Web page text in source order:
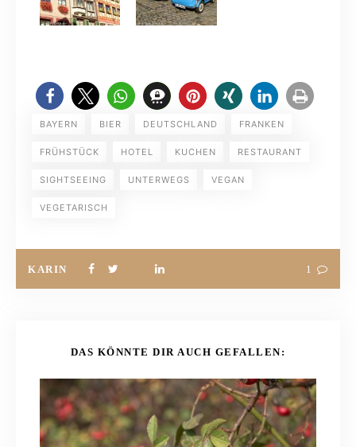
BAYERN BIER DEUTSCHLAND FRANKEN
FRÜHSTÜCK HOTEL KUCHEN RESTAURANT
SIGHTSEEING UNTERWEGS VEGAN
VEGETARISCH
KARIN 1
DAS KÖNNTE DIR AUCH GEFALLEN: